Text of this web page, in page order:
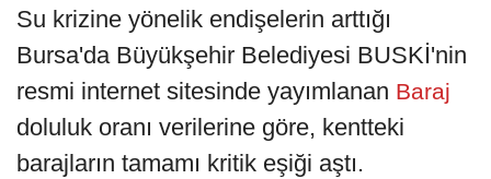
Su krizine yönelik endişelerin arttığı
Bursa'da Büyükşehir Belediyesi BUSKİ'nin
resmi internet sitesinde yayımlanan Baraj
doluluk oranı verilerine göre, kentteki
barajların tamamı kritik eşiği aştı.